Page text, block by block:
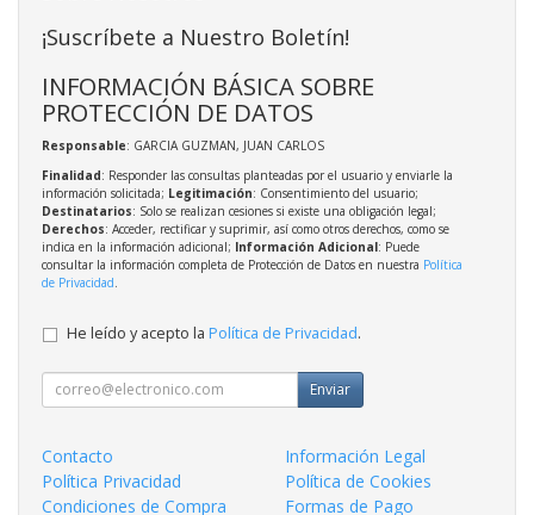
¡Suscríbete a Nuestro Boletín!
INFORMACIÓN BÁSICA SOBRE
PROTECCIÓN DE DATOS
Responsable: GARCIA GUZMAN, JUAN CARLOS
Finalidad: Responder las consultas planteadas por el usuario y enviarle la
información solicitada; Legitimación: Consentimiento del usuario;
Destinatarios: Solo se realizan cesiones si existe una obligación legal;
Derechos: Acceder, rectificar y suprimir, así como otros derechos, como se
indica en la información adicional; Información Adicional: Puede
consultar la información completa de Protección de Datos en nuestra Política
de Privacidad
He leído y acepto la Política de Privacidad.
Enviar
Contacto
Información Legal
Política Privacidad
Política de Cookies
Condiciones de Compra
Formas de Pago